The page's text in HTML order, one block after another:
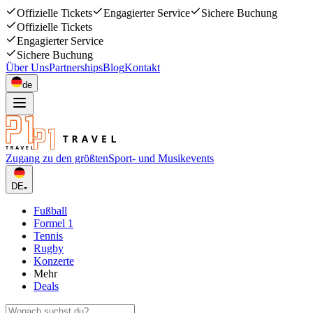
Offizielle Tickets Engagierter Service
Sichere Buchung
Offizielle Tickets
Engagierter Service
Sichere Buchung
Über UnsPartnershipsBlogKontakt
de
Zugang zu den größtenSport- und Musikevents
DE
Fußball
Formel 1
Tennis
Rugby
Konzerte
Mehr
Deals